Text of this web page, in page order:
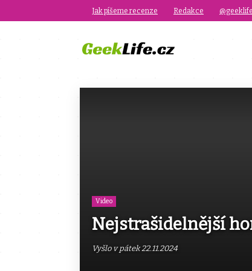
Jak píšeme recenze Redakce
Video
Nejstrašidelnější
Vyšlo v pátek 22.11.2024